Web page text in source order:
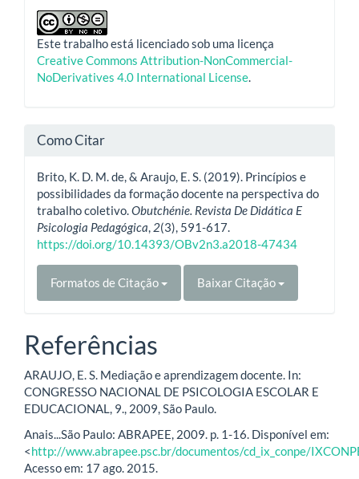
Este trabalho está licenciado sob uma licença
Creative Commons Attribution-NonCommercial-
NoDerivatives 4.0 International License.
Como Citar
Brito, K. D. M. de, & Araujo, E. S. (2019). Princípios e
possibilidades da formação docente na perspectiva do
trabalho coletivo. Obutchénie. Revista De Didática E
Psicologia Pedagógica 2(3), 591-617.
https://doi.org/10.14393/OBv2n3.a2018-47434
Formatos de Citação Baixar Citação
Referências
ARAUJO, E. S. Mediação e aprendizagem docente. In:
CONGRESSO NACIONAL DE PSICOLOGIA ESCOLAR E
EDUCACIONAL, 9., 2009, São Paulo.
Anais...São Paulo: ABRAPEE, 2009. p. 1-16. Disponível em:
<http://www.abrapee.psc.br/documentos/cd_ix_conpe/
Acesso em: 17 ago. 2015.